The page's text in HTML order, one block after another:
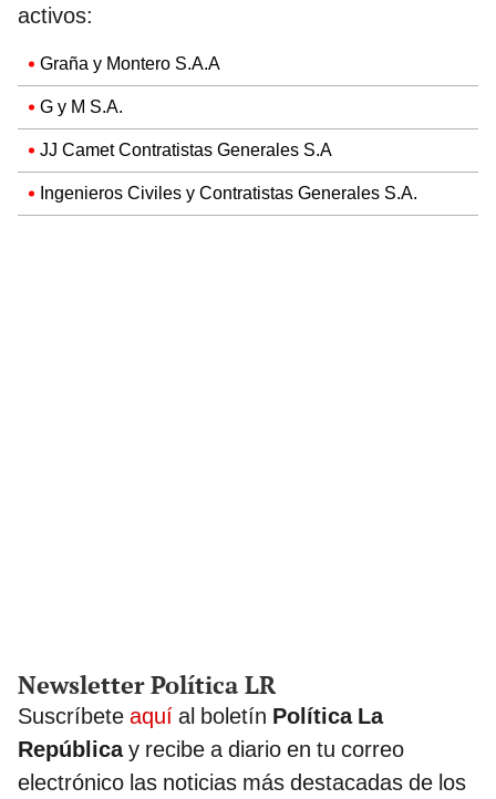
activos:
Graña y Montero S.A.A
G y M S.A.
JJ Camet Contratistas Generales S.A
Ingenieros Civiles y Contratistas Generales S.A.
Newsletter Política LR
Suscríbete aquí al boletín Política La
Repúblicay recibe a diario en tu correo
electrónico las noticias más destacadas de los